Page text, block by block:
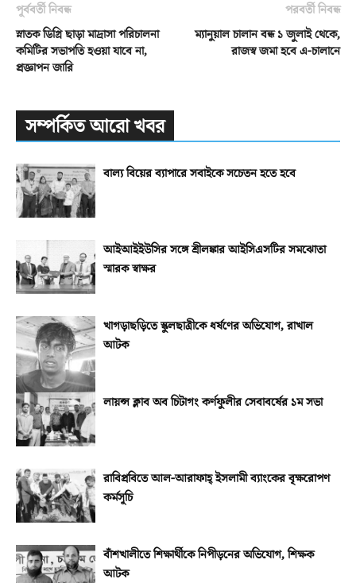
পূর্ববর্তী নিবন্ধ
স্নাতক ডিগ্রি ছাড়া মাদ্রাসা পরিচালনা
কমিটির সভাপতি হওয়া যাবে না,
প্রজ্ঞাপন জারি
পরবর্তী নিবন্ধ
ম্যানুয়াল চালান বন্ধ ১ জুলাই থেকে,
রাজস্ব জমা হবে এ-চালানে
সম্পর্কিত আরো খবর
বাল্য বিয়ের ব্যাপারে সবাইকে সচেতন হতে হবে
আইআইইউসির সঙ্গে শ্রীলঙ্কার আইসিএসটির সমঝোতা
স্মারক স্বাক্ষর
খাগড়াছড়িতে স্কুলছাত্রীকে ধর্ষণের অভিযোগ, রাখাল
আটক
লায়ন্স ক্লাব অব চিটাগং কর্ণফুলীর সেবাবর্ষের ১ম সভা
রাবিপ্রবিতে আল-আরাফাহ্‌ ইসলামী ব্যাংকের বৃক্ষরোপণ
কর্মসূচি
বাঁশখালীতে শিক্ষার্থীকে নিপীড়নের অভিযোগ, শিক্ষক
আটক